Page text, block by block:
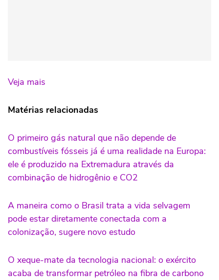
Veja mais
Matérias relacionadas
O primeiro gás natural que não depende de
combustíveis fósseis já é uma realidade na Europa:
ele é produzido na Extremadura através da
combinação de hidrogênio e CO2
A maneira como o Brasil trata a vida selvagem
pode estar diretamente conectada com a
colonização, sugere novo estudo
O xeque-mate da tecnologia nacional: o exército
acaba de transformar petróleo na fibra de carbono